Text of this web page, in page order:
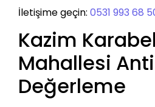
İletişime geçin: 0531 993 68
Kazim
Mahallesi
Değerleme